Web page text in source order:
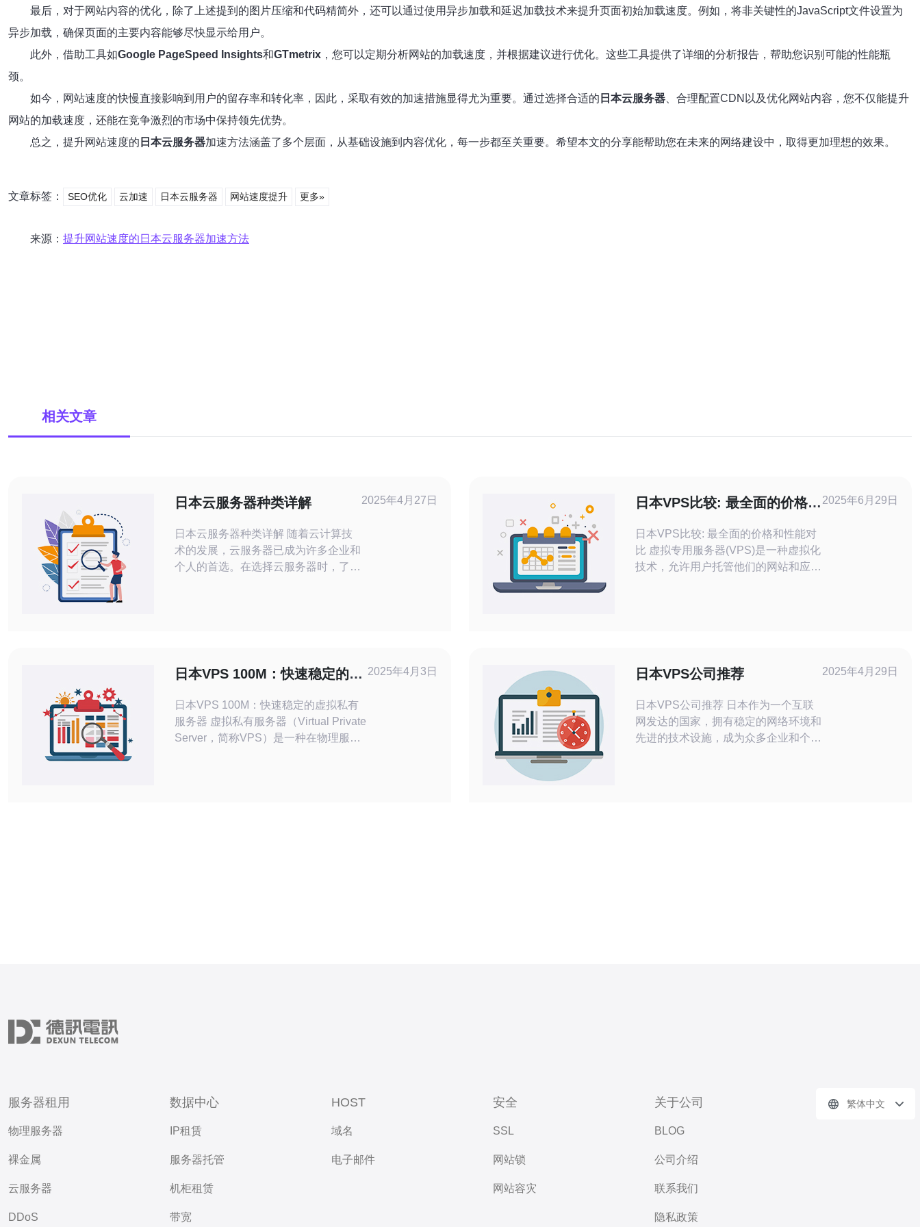
最后，对于网站内容的优化，除了上述提到的图片压缩和代码精简外，还可以通过使用异步加载和延迟加载技术来提升页面初始加载速度。例如，将非关键性的JavaScript文件设置为
异步加载，确保页面的主要内容能够尽快显示给用户。
此外，借助工具如Google PageSpeed Insights和GTmetrix ，您可以定期分析网站的加载速度，并根据建议进行优化。这些工具提供了详细的分析报告，帮助您识别可能的性能瓶
颈。
如今，网站速度的快慢直接影响到用户的留存率和转化率，因此，采取有效的加速措施显得尤为重要。通过选择合适的 日本云服务器 、合理配置CDN以及优化网站内容，您不仅能提升
网站的加载速度，还能在竞争激烈的市场中保持领先优势。
总之，提升网站速度的 日本云服务器加速方法涵盖了多个层面，从基础设施到内容优化，每一步都至关重要。希望本文的分享能帮助您在未来的网络建设中，取得更加理想的效果。
文章标签： SEO优化 云加速 日本云服务器 网站速度提升 更多»
来源： 提升网站速度的日本云服务器加速方法
相关文章
日本云服务器种类详解
日本云服务器种类详解 随着云计算技
术的发展，云服务器已成为许多企业和
个人的首选。在选择云服务器时，了解
类型的服务器通常具有高度的可扩展性
和灵活性，适用于企业和个
2025年4月27日
日本VPS比较: 最全面的价格和
日本VPS比较: 最全面的价格和性能对
比 虚拟专用服务器(VPS)是一种虚拟化
技术，允许用户托管他们的网站和应用
VPS的价格取决于多个因素，包括
CPU核数、内
2025年6月29日
日本VPS 100M：快速稳定的虚
日本VPS 100M：快速稳定的虚拟私有
服务器 虚拟私有服务器（Virtual Private
Server，简称VPS）是一种在物理服务
2025年4月3日 日本VPS公司推荐
日本VPS公司推荐 日本作为一个互联
网发达的国家，拥有稳定的网络环境和
先进的技术设施，成为众多企业和个人
2025年4月29日
服务器租用
物理服务器
裸金属
云服务器
DDoS
数据中心
IP租赁
服务器托管
机柜租赁
带宽
HOST
域名
电子邮件
安全
SSL
网站锁
网站容灾
关于公司
BLOG
公司介绍
联系我们
隐私政策
繁体中文